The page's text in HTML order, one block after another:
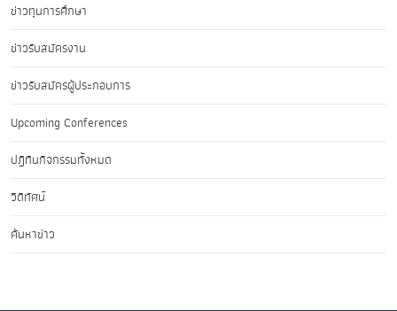
ข่าวทุนการศึกษา
ข่าวรับสมัครงาน
ข่าวรับสมัครผู้ประกอบการ
Upcoming Conferences
ปฏิทินกิจกรรมทั้งหมด
วิดีทัศน์
ค้นหาข่าว